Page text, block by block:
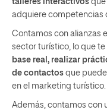
talleres interactivos que
adquiere competencias
Contamos con alianzas
sector turístico, lo que
base real, realizar
de contactos que
en el marketing turístico.
Además, contamos con